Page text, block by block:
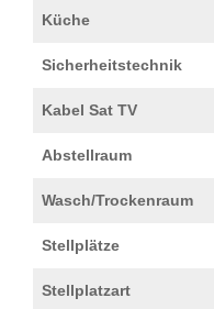
Küche
Sicherheitstechnik
Kabel Sat TV
Abstellraum
Wasch/Trockenraum
Stellplätze
Stellplatzart